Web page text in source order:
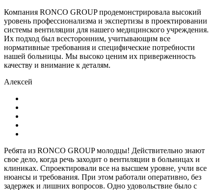
Компания RONCO GROUP продемонстрировала высокий
уровень профессионализма и экспертизы в проектировании
системы вентиляции для нашего медицинского учреждения.
Их подход был всесторонним, учитывающим все
нормативные требования и специфические потребности
нашей больницы. Мы высоко ценим их приверженность
качеству и внимание к деталям.
Алексей
Ребята из RONCO GROUP молодцы! Действительно знают
свое дело, когда речь заходит о вентиляции в больницах и
клиниках. Спроектировали все на высшем уровне, учли все
нюансы и требования. При этом работали оперативно, без
задержек и лишних вопросов. Одно удовольствие было с